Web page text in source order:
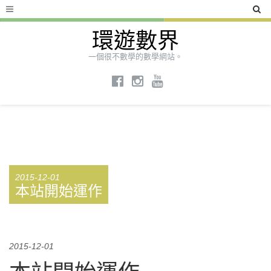
環遊數界
一個很不數學的數學網站。
2015-12-01
本站開始運作
2015-12-01